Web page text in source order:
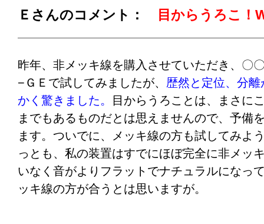
が良くなるものかねえ。プロケーブルさんに
なしなので、今日の結果によっては一度くら
てやりたいな。
さて準備終了。針を乗っけてっと。あれっ？
ンネルのままだったかな？？？あれ？？ 〇
ぞ。えぇ〜！！〇〇トフォンの音がしなくな
性的でおしとやかな音はどこへ行ったの？Ｄ
同じ音じゃないの。これは。
うわ〜！ミロのビーナスがダビデに変わっち
い分けをしているとのことです。ジャン・ピ
金製、オーレル・ニコレは銀製のフルートだ
１軍の装置では金製のフルートと銀製のフル
っきり表現できていると感心しきりでした。
聞き分けられるステレオは初めてだと言って
た。
帰る前に、小生の愛機でカラオケＣＤをかけ
てくれましたが、まるで本物のオーケストラ
うと言って、ご機嫌で何曲も演奏してくれま
Ｅさんのコメント： 目からうろこ！
昨年、非メッキ線を購入させていただき、〇
−ＧＥで試してみましたが、 歴然と定位、分
かく驚きました。
目からうろことは、まさに
までもあるものだとは思えませんので、予備
ます。ついでに、メッキ線の方も試してみよ
っとも、私の装置はすでにほぼ完全に非メッ
いなく音がよりフラットでナチュラルになっ
ッキ線の方が合うとは思いますが。